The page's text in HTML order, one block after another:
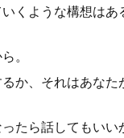
くような構想はあ
。
か、それはあなた
たら話してもいい